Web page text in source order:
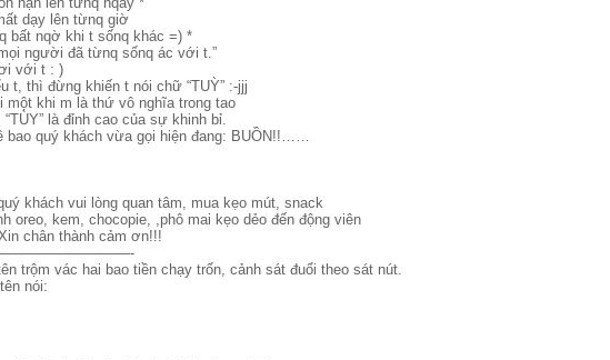
dạy lên từnq giờ
bất nqờ khi t sốnq khác =) *
người đã từnq sốnq ác với t.”
với t : )
t, thì đừng khiến t nói chữ “TUỲ” :-jjj
một khi m là thứ vô nghĩa trong tao
“TÙY” là đỉnh cao của sự khinh bỉ.
bao quý khách vừa gọi hiện đang: BUỒN!!……
khách vui lòng quan tâm, mua kẹo mút, snack
oreo, kem, chocopie, ,phô mai kẹo dẻo đến động viên
chân thành cảm ơn!!!
trộm vác hai bao tiền chạy trốn, cảnh sát đuổi theo sát nút.
nói: